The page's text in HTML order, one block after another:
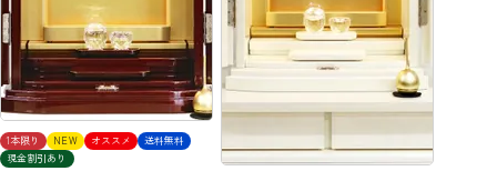
1本限り NEW オススメ
送料無料
現金割引あり